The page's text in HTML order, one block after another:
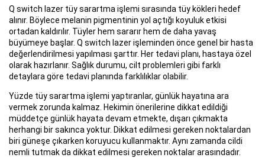
Q switch lazer tüy sarartma işlemi sırasında tüy kökleri hedef
alınır. Böylece melanin pigmentinin yol açtığı koyuluk etkisi
ortadan kaldırılır. Tüyler hem sararır hem de daha yavaş
büyümeye başlar. Q switch lazer işleminden önce genel bir hasta
değerlendirilmesi yapılması şarttır. Her tedavi planı, hastaya özel
olarak hazırlanır. Sağlık durumu, cilt problemleri gibi farklı
detaylara göre tedavi planında farklılıklar olabilir.
Yüzde tüy sarartma işlemi yaptıranlar, günlük hayatına ara
vermek zorunda kalmaz. Hekimin önerilerine dikkat edildiği
müddetçe günlük hayata devam etmekte, dışarı çıkmakta
herhangi bir sakınca yoktur. Dikkat edilmesi gereken noktalardan
biri güneşe çıkarken koruyucu kullanmaktır. Aynı zamanda cildi
nemli tutmak da dikkat edilmesi gereken noktalar arasındadır.